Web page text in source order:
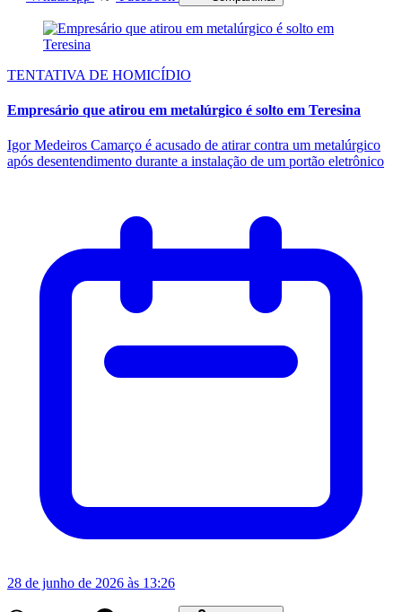
TENTATIVA DE HOMICÍDIO
Empresário que atirou em metalúrgico é solto em Teresina
Igor Medeiros Camarço é acusado de atirar contra um metalúrgico
após desentendimento durante a instalação de um portão eletrônico
28 de junho de 2026 às 13:26